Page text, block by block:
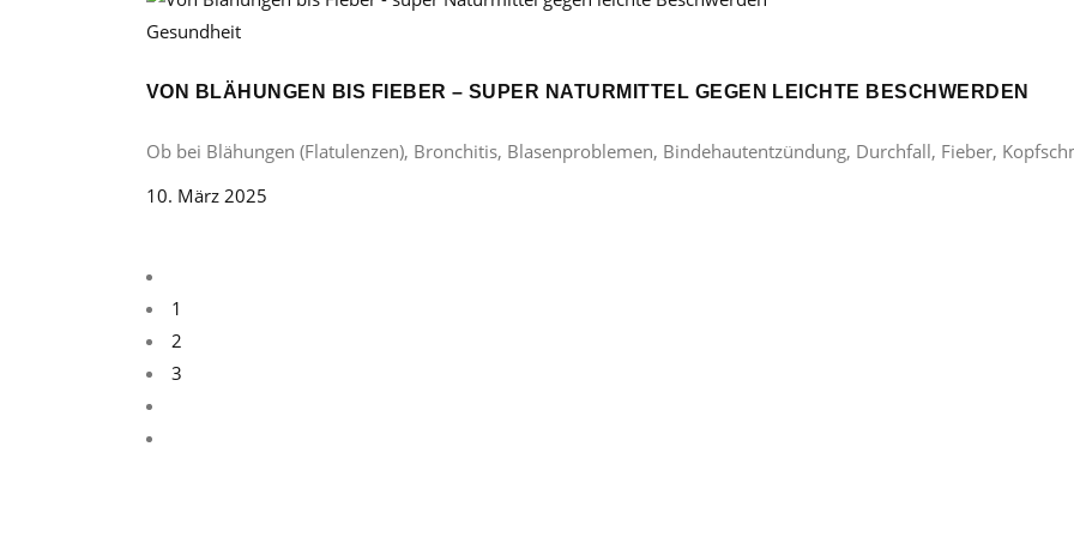
Gesundheit
VON BLÄHUNGEN BIS FIEBER – SUPER NATURMITTEL GEGEN LEICHTE BESCHWERDEN
Ob bei Blähungen (Flatulenzen), Bronchitis, Blasenproblemen, Bindehautentzündung, Durchfall, Fieber,
10. März 2025
1
2
3